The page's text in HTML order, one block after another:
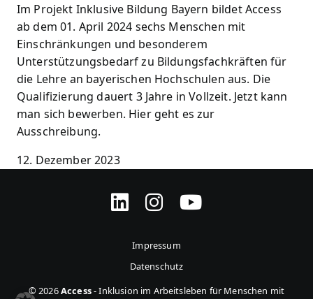
Im Projekt Inklusive Bildung Bayern bildet Access
ab dem 01. April 2024 sechs Menschen mit
Einschränkungen und besonderem
Unterstützungsbedarf zu Bildungsfachkräften für
die Lehre an bayerischen Hochschulen aus. Die
Qualifizierung dauert 3 Jahre in Vollzeit. Jetzt kann
man sich bewerben. Hier geht es zur
Ausschreibung.
12. Dezember 2023
Impressum
Datenschutz
© 2026Access-Inklusion im Arbeitsleben für Menschen mit